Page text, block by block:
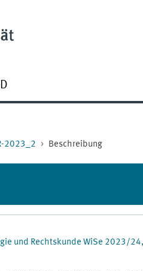
2023_2 Beschreibung
und Rechtskunde WiSe 2023/